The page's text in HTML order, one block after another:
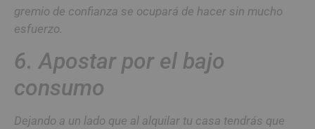
gremio de confianza se ocupará de hacer sin mucho
esfuerzo.
6. Apostar por el bajo
consumo
Dejando a un lado que al alquilar tu casa tendrás que